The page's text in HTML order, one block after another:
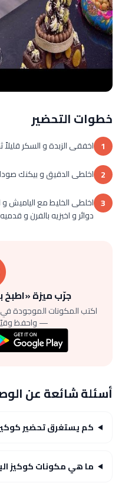
خطوات التحضير
1 اخفقى الزبدة و السكر قليلاً
2 اخلطى الدقيق و بيكنك
3 اخلطى الخليط مع الياميش
دوائر و اخبزيه بالفرن و قدميه
جرّب ميزة «اطبخ
اكتب المكونات الموجودة
— واحفظ
أسئلة شائعة عن
كم يستغرق تحضير
ما هي مكونات كوكيز